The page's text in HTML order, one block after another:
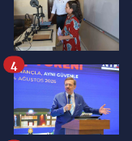
4